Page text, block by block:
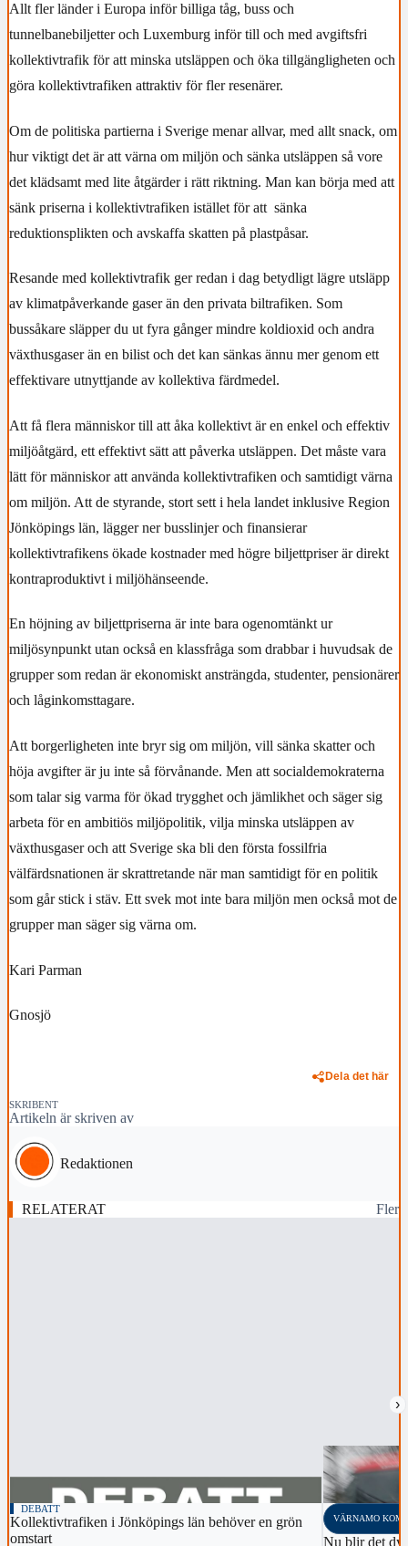
Allt fler länder i Europa inför billiga tåg, buss och
tunnelbanebiljetter och Luxemburg inför till och med avgiftsfri
kollektivtrafik för att minska utsläppen och öka tillgängligheten och
göra kollektivtrafiken attraktiv för fler resenärer.
Om de politiska partierna i Sverige menar allvar, med allt snack, om
hur viktigt det är att värna om miljön och sänka utsläppen så vore
det klädsamt med lite åtgärder i rätt riktning. Man kan börja med att
sänk priserna i kollektivtrafiken istället för att sänka
reduktionsplikten och avskaffa skatten på plastpåsar.
Resande med kollektivtrafik ger redan i dag betydligt lägre utsläpp
av klimatpåverkande gaser än den privata biltrafiken. Som
bussåkare släpper du ut fyra gånger mindre koldioxid och andra
växthusgaser än en bilist och det kan sänkas ännu mer genom ett
effektivare utnyttjande av kollektiva färdmedel.
Att få flera människor till att åka kollektivt är en enkel och effektiv
miljöåtgärd, ett effektivt sätt att påverka utsläppen. Det måste vara
lätt för människor att använda kollektivtrafiken och samtidigt värna
om miljön. Att de styrande, stort sett i hela landet inklusive Region
Jönköpings län, lägger ner busslinjer och finansierar
kollektivtrafikens ökade kostnader med högre biljettpriser är direkt
kontraproduktivt i miljöhänseende.
En höjning av biljettpriserna är inte bara ogenomtänkt ur
miljösynpunkt utan också en klassfråga som drabbar i huvudsak de
grupper som redan är ekonomiskt ansträngda, studenter, pensionärer
och låginkomsttagare.
Att borgerligheten inte bryr sig om miljön, vill sänka skatter och
höja avgifter är ju inte så förvånande. Men att socialdemokraterna
som talar sig varma för ökad trygghet och jämlikhet och säger sig
arbeta för en ambitiös miljöpolitik, vilja minska utsläppen av
växthusgaser och att Sverige ska bli den första fossilfria
välfärdsnationen är skrattretande när man samtidigt för en politik
som går stick i stäv. Ett svek mot inte bara miljön men också mot de
grupper man säger sig värna om.
Kari Parman
Gnosjö
Dela det här
SKRIBENT
Artikeln är skriven av
Redaktionen
RELATERAT Fler
›
DEBATT
Kollektivtrafiken i Jönköpings län behöver en grön
omstart
VÄRNAMO
Nu blir det